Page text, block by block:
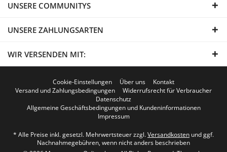
UNSERE COMMUNITYS
UNSERE ZAHLUNGSARTEN
WIR VERSENDEN MIT:
Cookie-Einstellungen Über uns
Kontakt
Versand und Zahlungsbedingungen
Widerrufsrecht für Verbraucher
Datenschutz
Allgemeine Geschäftsbedingungen und Kundeninformationen
Impressum
* Alle Preise inkl. gesetzl. Mehrwertsteuer zzgl.Versandkosten und ggf.
Nachnahmegebühren, wenn nicht anders beschrieben